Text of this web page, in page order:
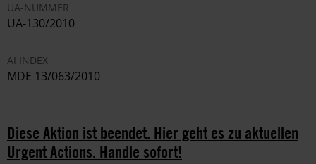
UA-NUMMER
UA-130/2010
AI INDEX
MDE 13/063/2010
Diese Aktion ist beendet. Hier geht es zu aktuellen
Urgent Actions. Handle sofort!